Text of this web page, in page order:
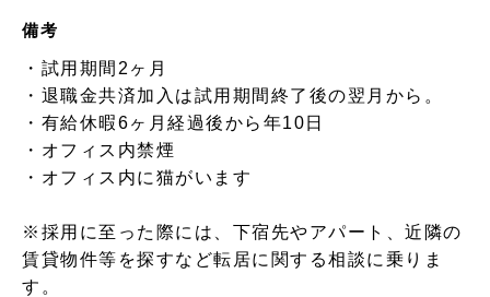
備考
・試用期間2ヶ月
・退職金共済加入は試用期間終了後の翌月から。
・有給休暇6ヶ月経過後から年10日
・オフィス内禁煙
・オフィス内に猫がいます
※採用に至った際には、下宿先やアパート、近隣の
賃貸物件等を探すなど転居に関する相談に乗りま
す。